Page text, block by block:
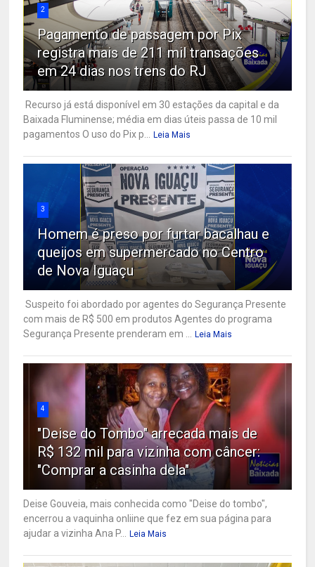
2
Pagamento de passagem por Pix
registra mais de 211 mil transações
em 24 dias nos trens do RJ
Recurso já está disponível em 30 estações da capital e da
Baixada Fluminense; média em dias úteis passa de 10 mil
pagamentos O uso do Pix p...
Leia Mais
3
Homem é preso por furtar bacalhau e
queijos em supermercado no Centro
de Nova Iguaçu
Suspeito foi abordado por agentes do Segurança Presente
com mais de R$ 500 em produtos Agentes do programa
Segurança Presente prenderam em ...
Leia Mais
4
"Deise do Tombo" arrecada mais de
R$ 132 mil para vizinha com câncer:
"Comprar a casinha dela"
Deise Gouveia, mais conhecida como "Deise do tombo",
encerrou a vaquinha onliine que fez em sua página para
ajudar a vizinha Ana P...
Leia Mais